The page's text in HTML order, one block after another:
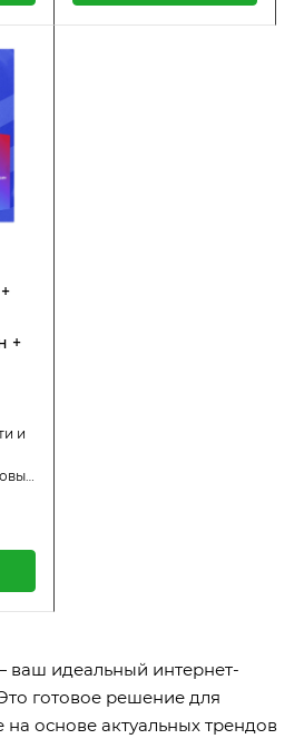
+
и
идеальный интернет-
готовое решение для
на основе актуальных трендов